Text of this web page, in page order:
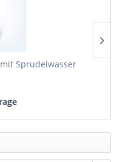
Sprudelwasser